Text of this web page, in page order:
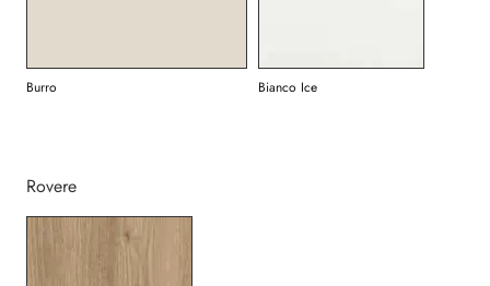
Burro Bianco Ice
Rovere